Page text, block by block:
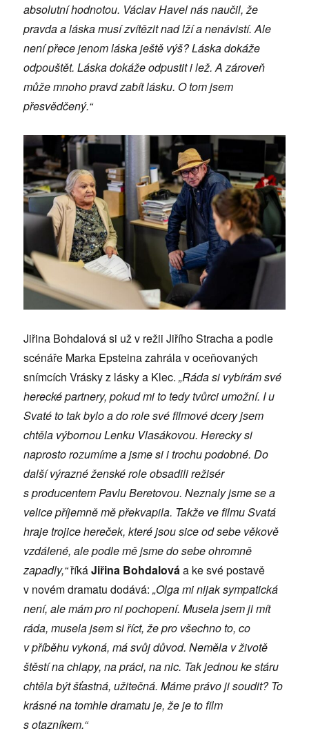
absolutní hodnotou. Václav Havel nás naučil, že
pravda a láska musí zvítězit nad lží a nenávistí. Ale
není přece jenom láska ještě výš? Láska dokáže
odpouštět. Láska dokáže odpustit i lež. A zároveň
může mnoho pravd zabít lásku. O tom jsem
přesvědčený.“
Jiřina Bohdalová si už v režii Jiřího Stracha a podle
scénáře Marka Epsteina zahrála v oceňovaných
snímcích Vrásky z lásky a Klec.„Ráda si vybírám své
herecké partnery, pokud mi to tedy tvůrci umožní. I u
Svaté to tak bylo a do role své filmové dcery jsem
chtěla výbornou Lenku Vlasákovou. Herecky si
naprosto rozumíme a jsme si i trochu podobné. Do
další výrazné ženské role obsadili režisér
s producentem Pavlu Beretovou. Neznaly jsme se a
velice příjemně mě překvapila. Takže ve filmu Svatá
hraje trojice hereček, které jsou sice od sebe věkově
vzdálené, ale podle mě jsme do sebe ohromně
zapadly,“říkáJiřina Bohdalová a ke své postavě
v novém dramatu dodává:„Olga mi nijak sympatická
není, ale mám pro ni pochopení. Musela jsem ji mít
ráda, musela jsem si říct, že pro všechno to, co
v příběhu vykoná, má svůj důvod. Neměla v životě
štěstí na chlapy, na práci, na nic. Tak jednou ke stáru
chtěla být šťastná, užitečná. Máme právo ji soudit? To
krásné na tomhle dramatu je, že je to film
s otazníkem.“